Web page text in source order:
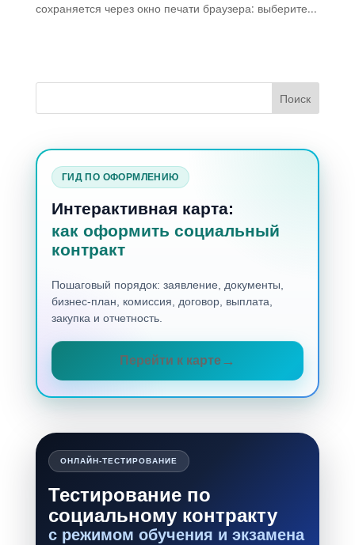
сохраняется через окно печати браузера: выберите...
ГИД ПО ОФОРМЛЕНИЮ
Интерактивная карта:
как оформить социальный
контракт
Пошаговый порядок: заявление, документы,
бизнес-план, комиссия, договор, выплата,
закупка и отчетность.
Перейти к карте
ОНЛАЙН-ТЕСТИРОВАНИЕ
Тестирование по
социальному контракту
с режимом обучения и экзамена